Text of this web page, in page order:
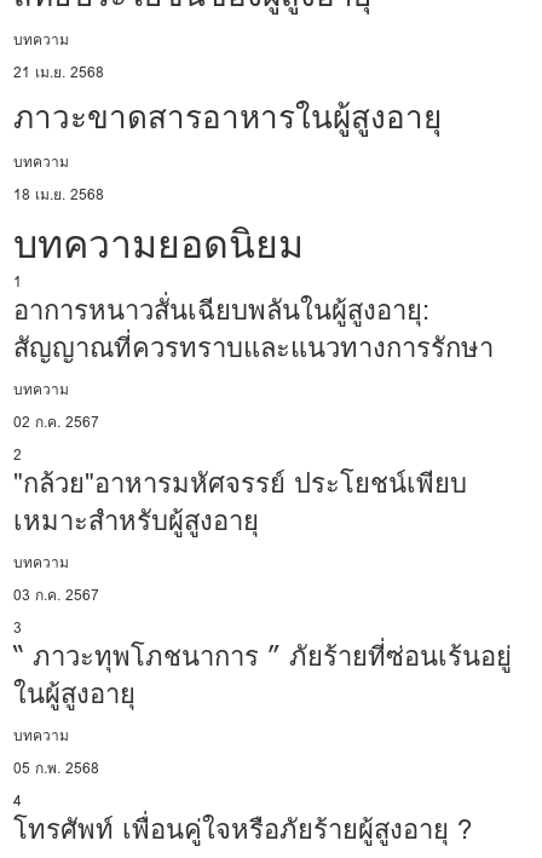
บทความ
21 เม.ย. 2568
ภาวะขาดสารอาหารในผู้สูงอายุ
บทความ
18 เม.ย. 2568
บทความยอดนิยม
1
อาการหนาวสั่นเฉียบพลันในผู้สูงอายุ:
สัญญาณที่ควรทราบและแนวทางการรักษา
บทความ
02 ก.ค. 2567
2
"กล้วย"อาหารมหัศจรรย์ ประโยชน์เพียบ
เหมาะสำหรับผู้สูงอายุ
บทความ
03 ก.ค. 2567
3
“ ภาวะทุพโภชนาการ ” ภัยร้ายที่ซ่อนเร้นอยู่
ในผู้สูงอายุ
บทความ
05 ก.พ. 2568
4
โทรศัพท์ เพื่อนคู่ใจหรือภัยร้ายผู้สูงอายุ ?